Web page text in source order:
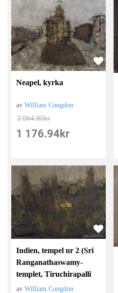
Neapel, kyrka
avWilliam Congdon
2 064.80kr
1 176.94 kr
Indien, tempel nr 2 (Sri
Ranganathaswamy-
templet, Tiruchirapalli
avWilliam Congdon